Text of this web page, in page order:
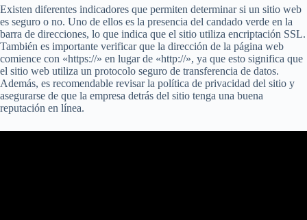
Existen diferentes indicadores que permiten determinar si un sitio web
es seguro o no. Uno de ellos es la presencia del candado verde en la
barra de direcciones, lo que indica que el sitio utiliza encriptación SSL.
También es importante verificar que la dirección de la página web
comience con «https://» en lugar de «http://», ya que esto significa que
el sitio web utiliza un protocolo seguro de transferencia de datos.
Además, es recomendable revisar la política de privacidad del sitio y
asegurarse de que la empresa detrás del sitio tenga una buena
reputación en línea.